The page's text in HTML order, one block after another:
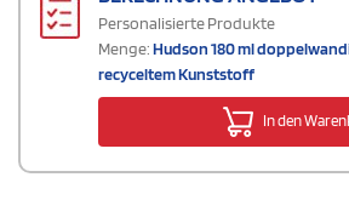
Personalisierte Produkte
Menge:Hudson 180 ml
recyceltem Kunststoff
In den